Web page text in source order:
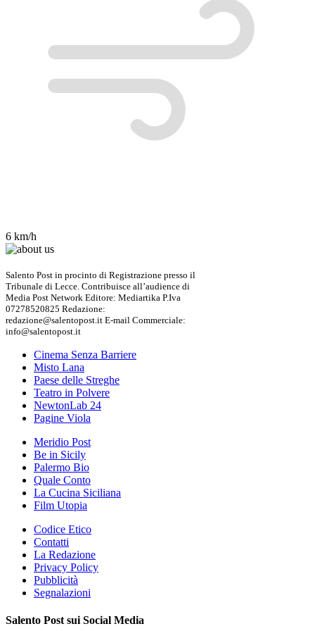
6 km/h
Salento Post in procinto di Registrazione presso il
Tribunale di Lecce. Contribuisce all’audience di
Media Post Network Editore: Mediartika P.Iva
07278520825 Redazione:
redazione@salentopost.it E-mail Commerciale:
info@salentopost.it
Cinema Senza Barriere
Misto Lana
Paese delle Streghe
Teatro in Polvere
NewtonLab 24
Pagine Viola
Meridio Post
Be in Sicily
Palermo Bio
Quale Conto
La Cucina Siciliana
Film Utopia
Codice Etico
Contatti
La Redazione
Privacy Policy
Pubblicità
Segnalazioni
Salento Post sui Social Media